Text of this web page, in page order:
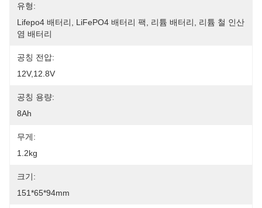
유형:
Lifepo4 배터리, LiFePO4 배터리 팩, 리튬 배터리, 리튬 철 인산
염 배터리
공칭 전압:
12V,12.8V
공칭 용량:
8Ah
무게:
1.2kg
크기:
151*65*94mm